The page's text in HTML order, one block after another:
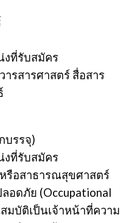
ที่รับสมัคร
รสารศาสตร์ สื่อสาร
บรรจุ)
ที่รับสมัคร
รือสาธารณสุขศาสตร์
อดภัย (Occupational
มบัติเป็นเจ้าหน้าที่ความ